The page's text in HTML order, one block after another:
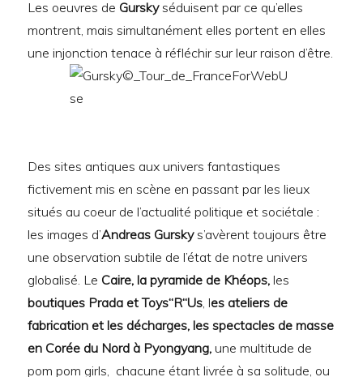
Les oeuvres de Gurskyséduisent par ce qu’elles
montrent, mais simultanément elles portent en elles
une injonction tenace à réfléchir sur leur raison d’être.
Des sites antiques aux univers fantastiques
fictivement mis en scène en passant par les lieux
situés au coeur de l’actualité politique et sociétale :
les images d’Andreas Gurskys’avèrent toujours être
une observation subtile de l’état de notre univers
globalisé. Le Caire, la pyramide de Khéops, les
boutiques Prada et Toys“R“Us, les ateliers de
fabrication et les décharges, les spectacles de masse
en Corée du Nord à Pyongyang, une multitude de
pom pom girls, chacune étant livrée à sa solitude, ou